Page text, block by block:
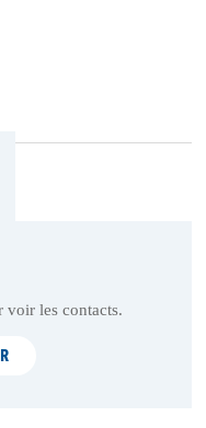
voir les contacts.